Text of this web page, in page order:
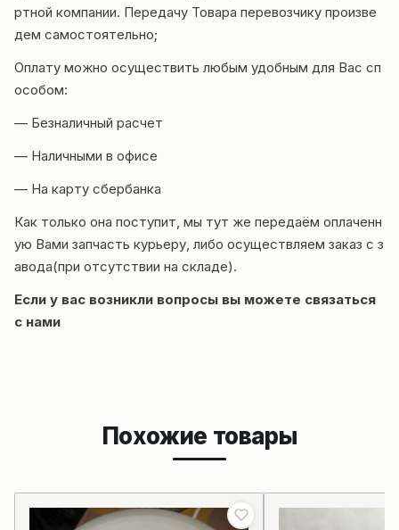
ртной компании. Передачу Товара перевозчику произве
дем самостоятельно;
Оплату можно осуществить любым удобным для Вас сп
особом:
— Безналичный расчет
— Наличными в офисе
— На карту сбербанка
Как только она поступит, мы тут же передаём оплаченн
ую Вами запчасть курьеру, либо осуществляем заказ с з
авода(при отсутствии на складе).
Если у вас возникли вопросы вы можете связаться
с нами
Похожие товары